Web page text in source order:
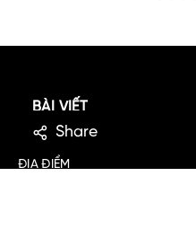
BÀI VIẾT
ĐỊA ĐIỂM
Share